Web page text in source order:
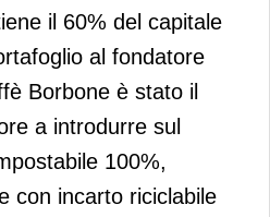
il 60% del capitale
al fondatore
Borbone è stato il
a introdurre sul
100%,
con incarto riciclabile